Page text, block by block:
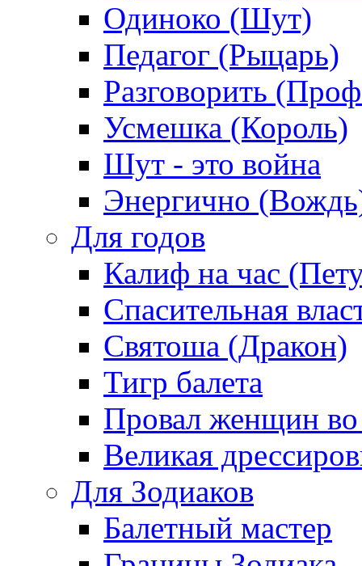
Одиноко (Шут)
Педагог (Рыцарь)
Разговорить
Усмешка (Король)
Шут - это война
Энергично
Для годов
Калиф на час
Спасительная
Святоша (Дракон)
Тигр балета
Провал женщин во
Великая
Для Зодиаков
Балетный мастер